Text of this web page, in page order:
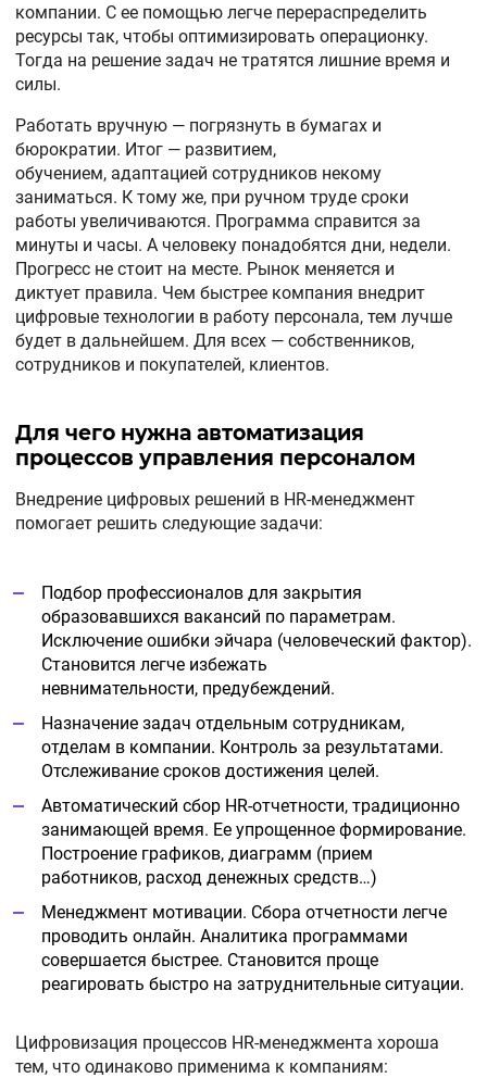
компании. С ее помощью легче перераспределить
ресурсы так, чтобы оптимизировать операционку.
Тогда на решение задач не тратятся лишние время и
силы.
Работать вручную — погрязнуть в бумагах и
бюрократии. Итог — развитием,
обучением, адаптацией сотрудников некому
заниматься. К тому же, при ручном труде сроки
работы увеличиваются. Программа справится за
минуты и часы. А человеку понадобятся дни, недели.
Прогресс не стоит на месте. Рынок меняется и
диктует правила. Чем быстрее компания внедрит
цифровые технологии в работу персонала, тем лучше
будет в дальнейшем. Для всех — собственников,
сотрудников и покупателей, клиентов.
Для чего нужна автоматизация
процессов управления персоналом
Внедрение цифровых решений в HR-менеджмент
помогает решить следующие задачи:
Подбор профессионалов для закрытия
образовавшихся вакансий по параметрам.
Исключение ошибки эйчара (человеческий фактор).
Становится легче избежать
невнимательности, предубеждений.
Назначение задач отдельным сотрудникам,
отделам в компании. Контроль за результатами.
Отслеживание сроков достижения целей.
Автоматический сбор HR-отчетности, традиционно
занимающей время. Ее упрощенное формирование.
Построение графиков, диаграмм (прием
работников, расход денежных средств…)
Менеджмент мотивации. Сбора отчетности легче
проводить онлайн. Аналитика программами
совершается быстрее. Становится проще
реагировать быстро на затруднительные ситуации.
Цифровизация процессов HR-менеджмента хороша
тем, что одинаково применима к компаниям: